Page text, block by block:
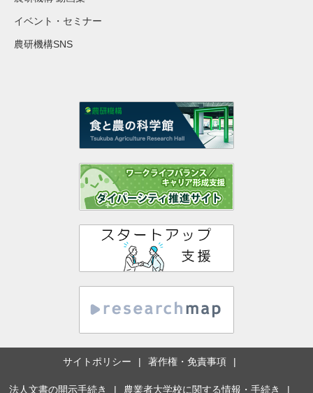
イベント・セミナー
農研機構SNS
サイトポリシー 著作権・免責事項
法人文書の開示手続き 農業者大学校に関する情報・手続き